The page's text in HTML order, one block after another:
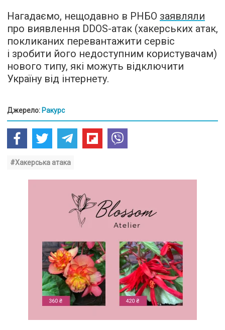
Нагадаємо, нещодавно в РНБО заявляли
про виявлення DDOS-атак (хакерських атак,
покликаних перевантажити сервіс
і зробити його недоступним користувачам)
нового типу, які можуть відключити
Україну від інтернету.
Джерело: Ракурс
#Хакерська атака